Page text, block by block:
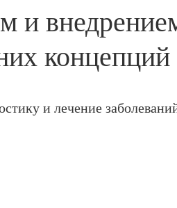
и
и лечение